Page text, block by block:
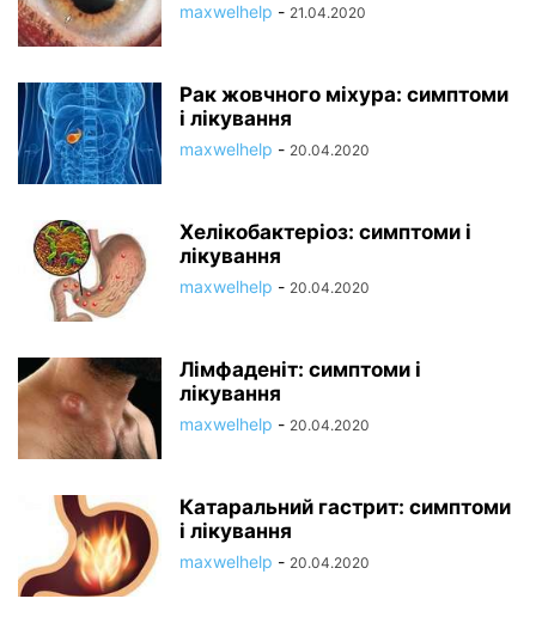
maxwelhelp - 21.04.2020
Рак жовчного міхура: симптоми
і лікування
maxwelhelp - 20.04.2020
Хелікобактеріоз: симптоми і
лікування
maxwelhelp - 20.04.2020
Лімфаденіт: симптоми і
лікування
maxwelhelp - 20.04.2020
Катаральний гастрит: симптоми
і лікування
maxwelhelp - 20.04.2020